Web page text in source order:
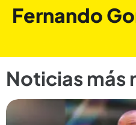
Fernando
Noticias más